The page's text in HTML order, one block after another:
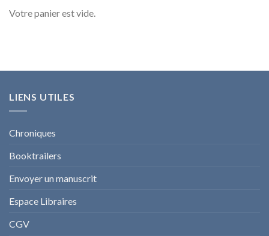
Votre panier est vide.
LIENS UTILES
Chroniques
Booktrailers
Envoyer un manuscrit
Espace Libraires
CGV